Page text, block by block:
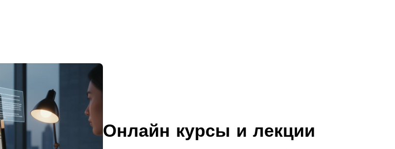
Онлайн курсы и лекции